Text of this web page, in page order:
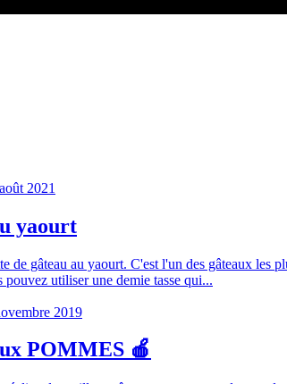
2021
yaourt
de gâteau au yaourt. C'est l'un des gâteaux les
pouvez utiliser une demie tasse qui...
2019
POMMES 🍎